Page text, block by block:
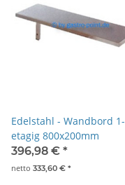
Edelstahl - Wandbord 1-
etagig 800x200mm
396,98 € *
netto 333,60 € *